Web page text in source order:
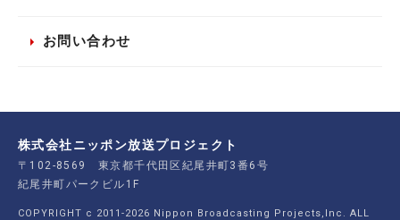
お問い合わせ
株式会社ニッポン放送プロジェクト
〒102-8569 東京都千代田区紀尾井町3番6号
紀尾井町パークビル1F
COPYRIGHT c 2011-2026 Nippon Broadcasting Projects,Inc. ALL